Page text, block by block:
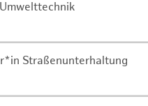
Straßenunterhaltung